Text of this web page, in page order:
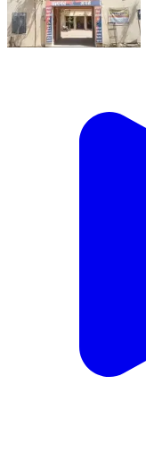
नैनवां: व्यक्ति को दो
व ₹7000 छीनकर हुए